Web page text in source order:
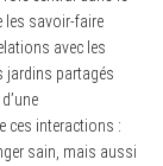
les savoir-faire
avec les
jardins partagés
ces interactions :
sain, mais aussi